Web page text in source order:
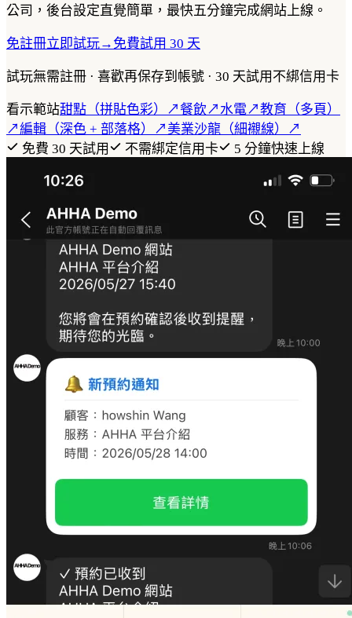
公司，後台設定直覺簡單，最快五分鐘完成網站上線。
免註冊立即試玩→ 免費試用 30 天
試玩無需註冊 · 喜歡再保存到帳號 · 30 天試用不綁信用卡
看示範站甜點（拼貼色彩） ↗ 餐飲↗水電↗教育（多頁）
↗編輯（深色 + 部落格） ↗ 美業沙龍（細襯線）
↗
免費 30 天試用
不需綁定信用卡 5 分鐘快速上線